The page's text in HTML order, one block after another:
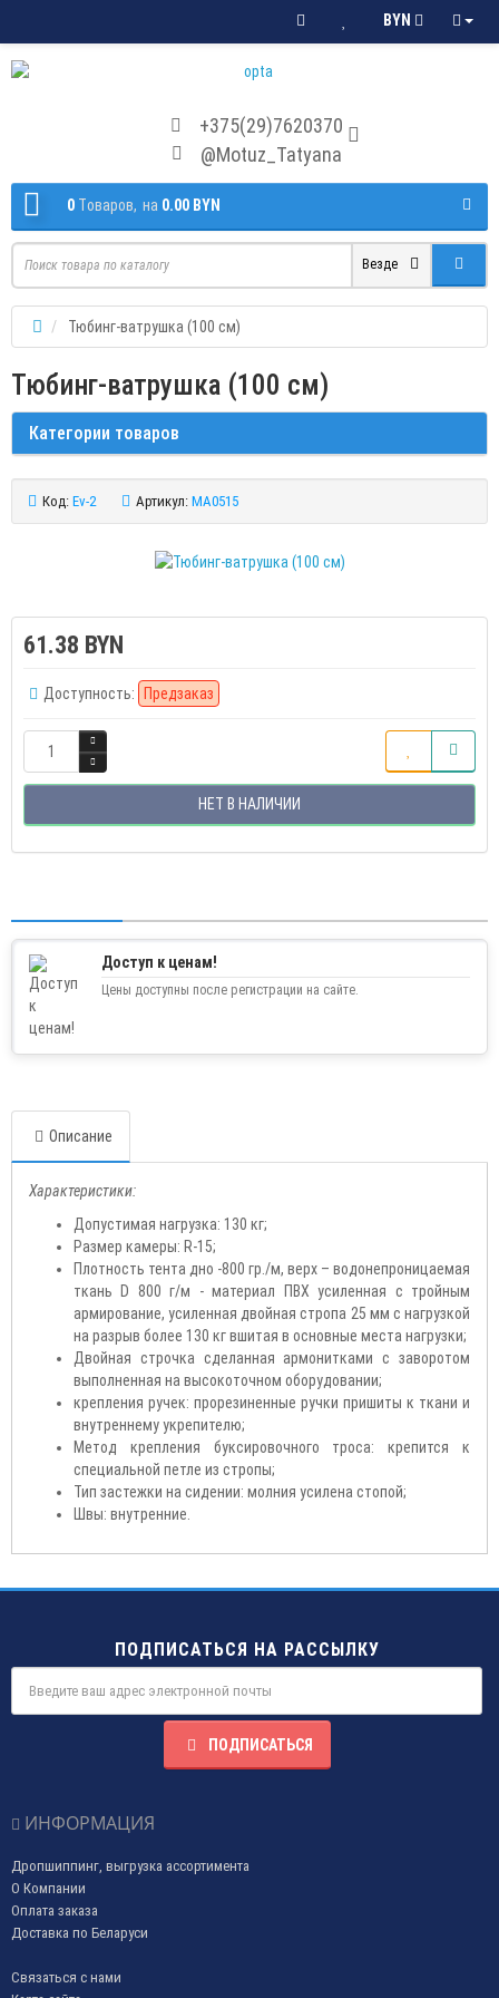
BYN
+375(29)7620370
@Motuz_Tatyana
0 Tоваров, на 0.00 BYN
Везде
Тюбинг-ватрушка (100 см)
Тюбинг-ватрушка (100 см)
Категории товаров
Код: Ev-2 Артикул: MA0515
61.38 BYN
Доступность: Предзаказ
НЕТ В НАЛИЧИИ
Доступ к ценам!
Цены доступны после регистрации на сайте.
Описание
Характеристики:
Допустимая нагрузка: 130 кг;
Размер камеры: R-15;
Плотность тента дно -800 гр./м, верх – водонепроницаемая
ткань D 800 г/м - материал ПВХ усиленная с тройным
армирование, усиленная двойная стропа 25 мм с нагрузкой
на разрыв более 130 кг вшитая в основные места нагрузки;
Двойная строчка сделанная армонитками с заворотом
выполненная на высокоточном оборудовании;
крепления ручек: прорезиненные ручки пришиты к ткани и
внутреннему укрепителю;
Метод крепления буксировочного троса: крепится к
специальной петле из стропы;
Тип застежки на сидении: молния усилена стопой;
Швы: внутренние.
ПОДПИСАТЬСЯ НА РАССЫЛКУ
ПОДПИСАТЬСЯ
ИНФОРМАЦИЯ
Дропшиппинг, выгрузка ассортимента
О Компании
Оплата заказа
Доставка по Беларуси
Связаться с нами